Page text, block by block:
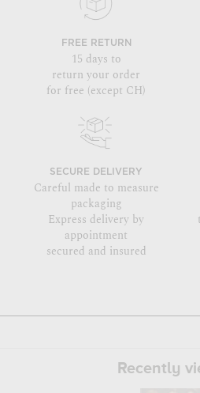
FREE RETURN
15 days to
return your order
for free (except CH)
SECURE DELIVERY
Careful made to measure
packaging
Express delivery by
appointment
secured and insured
Recently